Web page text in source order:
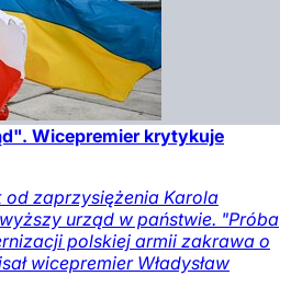
Wicepremier krytykuje
zaprzysiężenia Karola
urząd w państwie. "Próba
polskiej armii zakrawa o
wicepremier Władysław